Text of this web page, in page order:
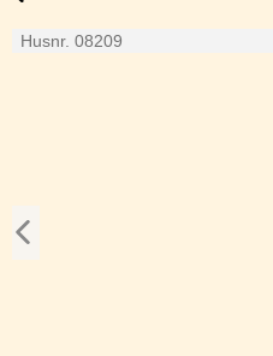
Husnr. 08209